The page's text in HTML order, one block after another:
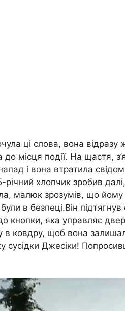
ці слова, вона
місця події. На щастя,
і вона втратила
річний хлопчик зробив
малюк зрозумів, що йому
в безпеці.Він
до кнопки, яка управляє
ковдру, щоб вона
сусідки Джесіки!